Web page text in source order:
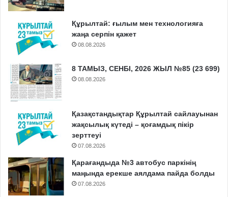
Құрылтай: ғылым мен технологияға
жаңа серпін қажет
08.08.2026
8 ТАМЫЗ, СЕНБІ, 2026 ЖЫЛ №85 (23 699)
08.08.2026
Қазақстандықтар Құрылтай сайлауынан
жақсылық күтеді – қоғамдық пікір
зерттеуі
07.08.2026
Қарағандыда №3 автобус паркінің
маңында ерекше аялдама пайда болды
07.08.2026